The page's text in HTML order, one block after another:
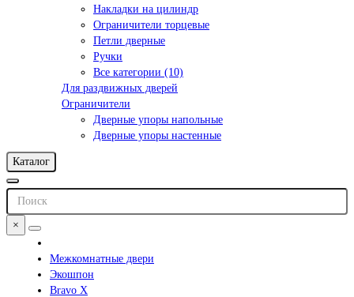
Накладки на цилиндр
Ограничители торцевые
Петли дверные
Ручки
Все категории (10)
Для раздвижных дверей
Ограничители
Дверные упоры напольные
Дверные упоры настенные
Каталог
×
Межкомнатные двери
Экошпон
Bravo X